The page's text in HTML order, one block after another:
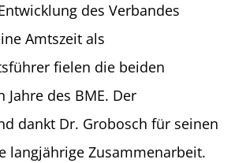
des Verbandes
Amtszeit als
fielen die beiden
Jahre des BME. Der
dankt Dr. Grobosch für seinen
langjährige Zusammenarbeit.